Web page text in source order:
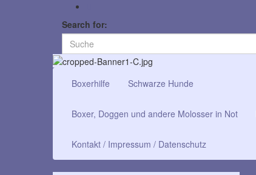
Search for:
Boxerhilfe Schwarze Hunde
Boxer, Doggen und andere Molosser in Not
Kontakt / Impressum / Datenschutz